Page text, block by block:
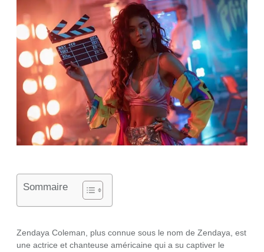
Sommaire
Zendaya Coleman, plus connue sous le nom de Zendaya, est
une actrice et chanteuse américaine qui a su captiver le